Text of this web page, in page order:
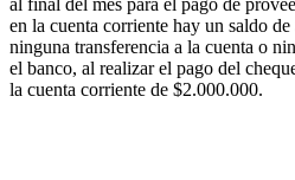
en la cuenta corriente hay un saldo
ninguna transferencia a la cuenta o
el banco, al realizar el pago del
la cuenta corriente de $2.000.000.